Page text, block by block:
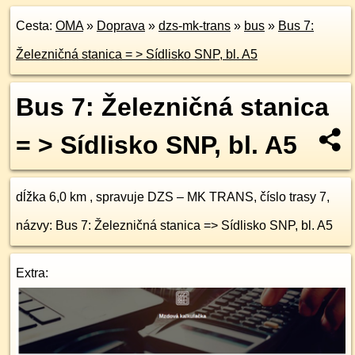
Cesta: OMA» Doprava » dzs-mk-trans » bus » Bus 7:
Železničná stanica = > Sídlisko SNP, bl. A5
Bus 7: Železničná stanica
= > Sídlisko SNP, bl. A5
dĺžka 6,0 km , spravuje DZS – MK TRANS, číslo trasy 7,
názvy: Bus 7: Železničná stanica => Sídlisko SNP, bl. A5
Extra: